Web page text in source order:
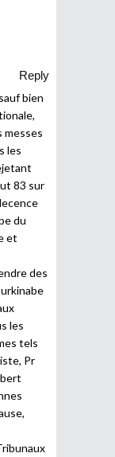
Reply
bien
messes
les
83 sur
du
et
des
les
tels
Pr